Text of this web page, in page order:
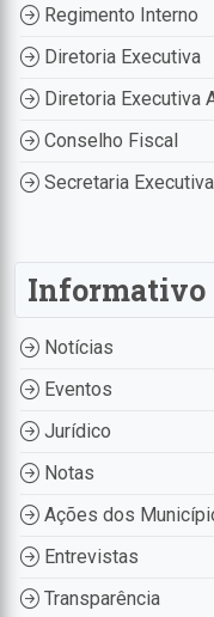
Regimento Interno
Diretoria Executiva
Diretoria Executiva
Conselho Fiscal
Secretaria Executiva
Informativo
Notícias
Eventos
Jurídico
Notas
Ações dos
Entrevistas
Transparência